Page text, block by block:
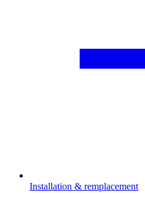
Installation & remplacement